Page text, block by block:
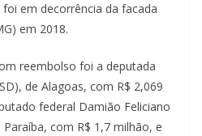
em decorrência da facada
em 2018.
reembolso foi a deputada
de Alagoas, com R$ 2,069
federal Damião Feliciano
com R$ 1,7 milhão, e